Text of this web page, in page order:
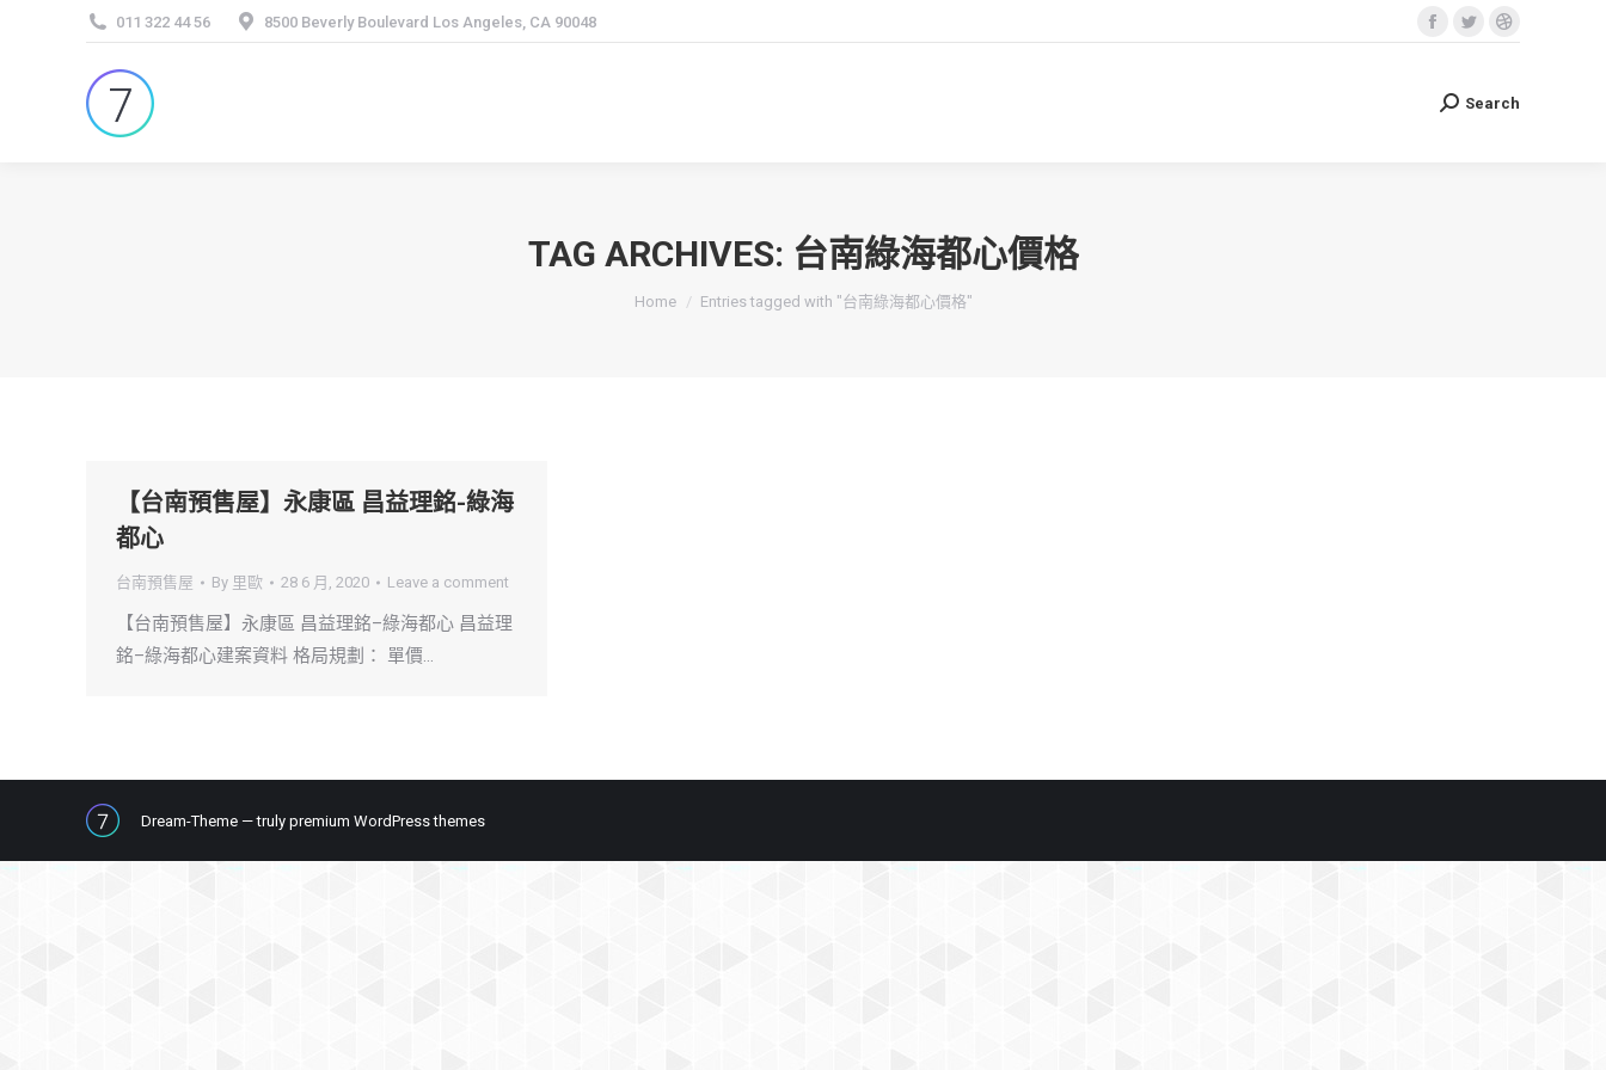
011 322 44 56 8500 Beverly Boulevard Los Angeles, CA 90048
Facebook
opens
Twitter
opens
Dribbble
opens
Search:
Search
TAG ARCHIVES: 台南綠海都心價格
You are here:
Home Entries tagged with "台南綠海都心價格"
【台南預售屋】永康區 昌益理銘-綠海
都心
台南預售屋 By 里歐 28 6 月, 2020 Leave a comment
【台南預售屋】永康區 昌益理銘–綠海都心 昌益理
銘–綠海都心建案資料 格局規劃： 單價…
Dream-Theme — truly premium WordPress themes
Search:
Search